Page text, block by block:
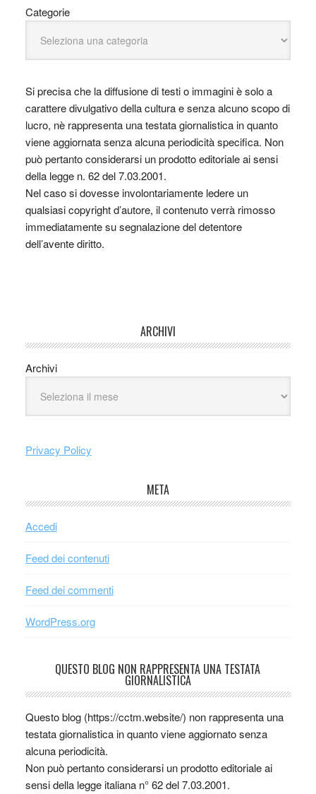
Categorie
Si precisa che la diffusione di testi o immagini è solo a
carattere divulgativo della cultura e senza alcuno scopo di
lucro, nè rappresenta una testata giornalistica in quanto
viene aggiornata senza alcuna periodicità specifica. Non
può pertanto considerarsi un prodotto editoriale ai sensi
della legge n. 62 del 7.03.2001.
Nel caso si dovesse involontariamente ledere un
qualsiasi copyright d’autore, il contenuto verrà rimosso
immediatamente su segnalazione del detentore
dell’avente diritto.
ARCHIVI
Archivi
Privacy Policy
META
Accedi
Feed dei contenuti
Feed dei commenti
WordPress.org
QUESTO BLOG NON RAPPRESENTA UNA TESTATA
GIORNALISTICA
Questo blog (https://cctm.website/) non rappresenta una
testata giornalistica in quanto viene aggiornato senza
alcuna periodicità.
Non può pertanto considerarsi un prodotto editoriale ai
sensi della legge italiana n° 62 del 7.03.2001.